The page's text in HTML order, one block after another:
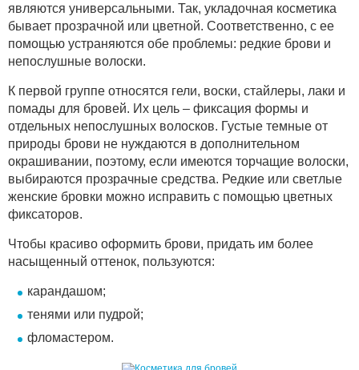
являются универсальными. Так, укладочная косметика
бывает прозрачной или цветной. Соответственно, с ее
помощью устраняются обе проблемы: редкие брови и
непослушные волоски.
К первой группе относятся гели, воски, стайлеры, лаки и
помады для бровей. Их цель – фиксация формы и
отдельных непослушных волосков. Густые темные от
природы брови не нуждаются в дополнительном
окрашивании, поэтому, если имеются торчащие волоски,
выбираются прозрачные средства. Редкие или светлые
женские бровки можно исправить с помощью цветных
фиксаторов.
Чтобы красиво оформить брови, придать им более
насыщенный оттенок, пользуются:
карандашом;
тенями или пудрой;
фломастером.